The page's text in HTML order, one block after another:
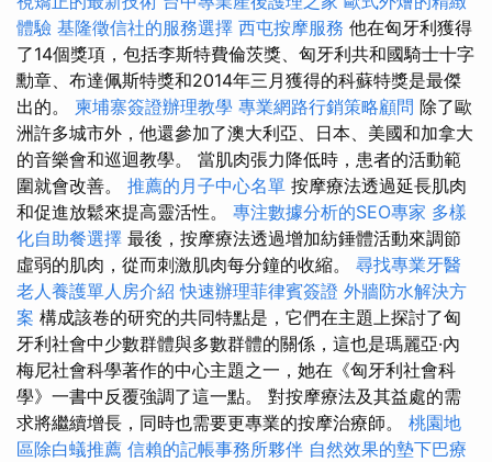
體驗 基隆徵信社的服務選擇 西屯按摩服務 他在匈牙利獲得
了14個獎項，包括李斯特費倫茨獎、匈牙利共和國騎士十字
勳章、布達佩斯特獎和2014年三月獲得的科蘇特獎是最傑
出的。 柬埔寨簽證辦理教學 專業網路行銷策略顧問 除了歐
洲許多城市外，他還參加了澳大利亞、日本、美國和加拿大
的音樂會和巡迴教學。 當肌肉張力降低時，患者的活動範
圍就會改善。 推薦的月子中心名單 按摩療法透過延長肌肉
和促進放鬆來提高靈活性。 專注數據分析的SEO專家 多樣
化自助餐選擇 最後，按摩療法透過增加紡錘體活動來調節
虛弱的肌肉，從而刺激肌肉每分鐘的收縮。 尋找專業牙醫
老人養護單人房介紹 快速辦理菲律賓簽證 外牆防水解決方
案 構成該卷的研究的共同特點是，它們在主題上探討了匈
牙利社會中少數群體與多數群體的關係，這也是瑪麗亞·內
梅尼社會科學著作的中心主題之一，她在《匈牙利社會科
學》一書中反覆強調了這一點。 對按摩療法及其益處的需
求將繼續增長，同時也需要更專業的按摩治療師。 桃園地
區除白蟻推薦 信賴的記帳事務所夥伴 自然效果的墊下巴療